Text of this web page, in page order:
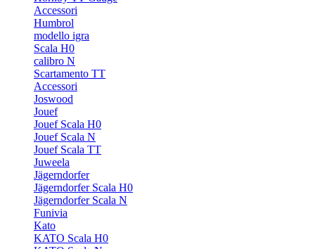
Accessori
Humbrol
modello igra
Scala H0
calibro N
Scartamento TT
Accessori
Joswood
Jouef
Jouef Scala H0
Jouef Scala N
Jouef Scala TT
Juweela
Jägerndorfer
Jägerndorfer Scala H0
Jägerndorfer Scala N
Funivia
Kato
KATO Scala H0